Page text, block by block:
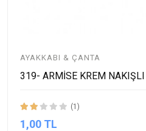
AYAKKABI & ÇANTA
319- ARMİSE KREM NAKIŞLI
(1)
1,00 TL